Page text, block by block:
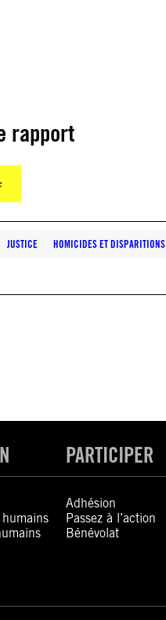
rapport
JUSTICE HOMICIDES ET DISPARITIONS
PARTICIPER
Adhésion
Passez à l’action
Bénévolat